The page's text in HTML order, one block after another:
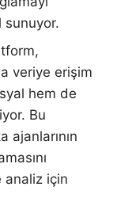
sunuyor.
veriye erişim
hem de
Bu
ajanlarının
analiz için